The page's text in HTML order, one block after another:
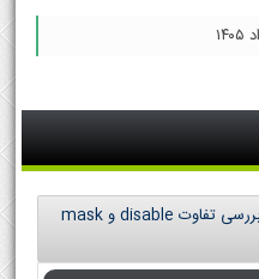
بررسی تفاوت disable و mask